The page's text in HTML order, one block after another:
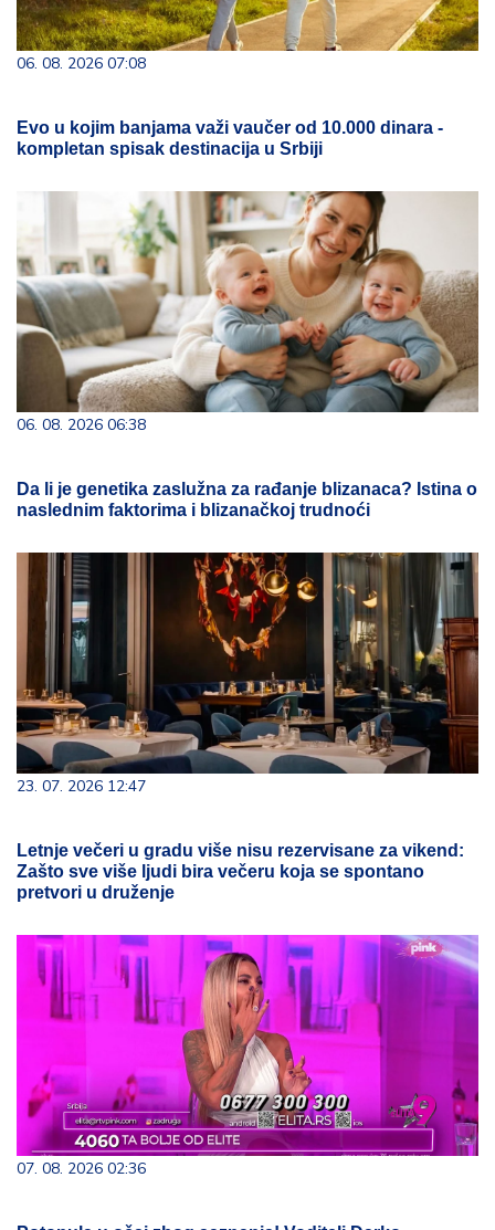
06. 08. 2026 07:08
Evo u kojim banjama važi vaučer od 10.000 dinara -
kompletan spisak destinacija u Srbiji
06. 08. 2026 06:38
Da li je genetika zaslužna za rađanje blizanaca? Istina o
naslednim faktorima i blizanačkoj trudnoći
23. 07. 2026 12:47
Letnje večeri u gradu više nisu rezervisane za vikend:
Zašto sve više ljudi bira večeru koja se spontano
pretvori u druženje
07. 08. 2026 02:36